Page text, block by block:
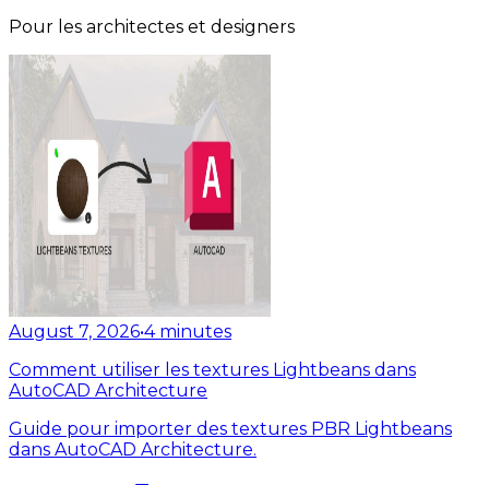
Pour les architectes et designers
August 7, 2026•4 minutes
Comment utiliser les textures Lightbeans dans
AutoCAD Architecture
Guide pour importer des textures PBR Lightbeans
dans AutoCAD Architecture.